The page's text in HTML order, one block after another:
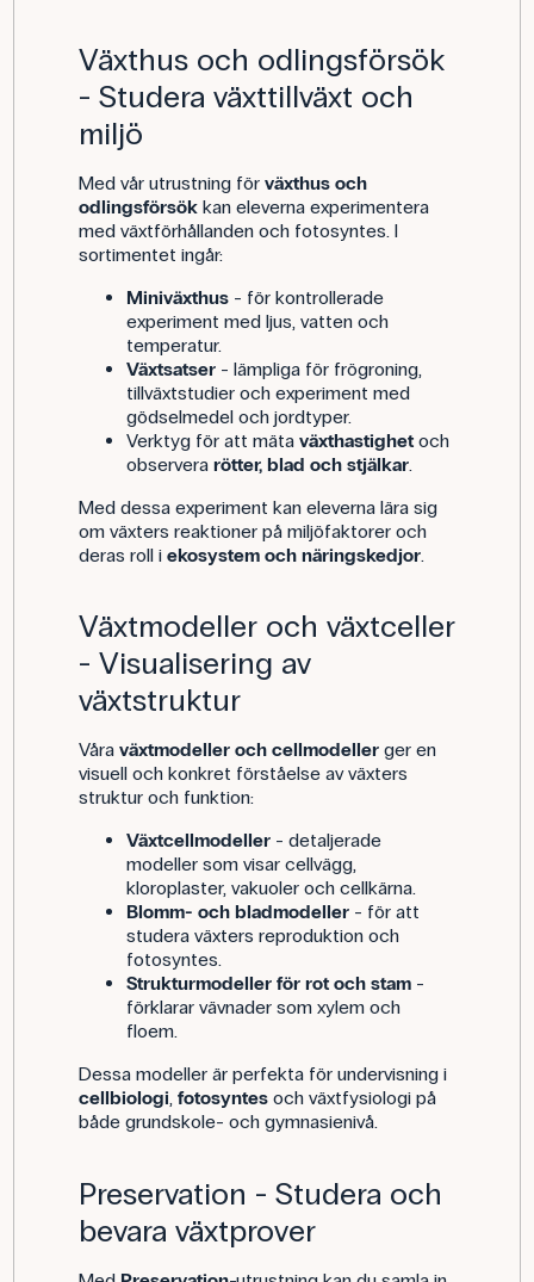
Växthus och odlingsförsök
- Studera växttillväxt och
miljö
Med vår utrustning för växthus och
odlingsförsökkan eleverna experimentera
med växtförhållanden och fotosyntes. I
sortimentet ingår:
Miniväxthus- för kontrollerade
experiment med ljus, vatten och
temperatur.
Växtsatser- lämpliga för frögroning,
tillväxtstudier och experiment med
gödselmedel och jordtyper.
Verktyg för att mäta växthastighetoch
observera rötter, blad och stjälkar.
Med dessa experiment kan eleverna lära sig
om växters reaktioner på miljöfaktorer och
deras roll i ekosystem och näringskedjor.
Växtmodeller och växtceller
- Visualisering av
växtstruktur
Våra växtmodeller och cellmodellerger en
visuell och konkret förståelse av växters
struktur och funktion:
Växtcellmodeller- detaljerade
modeller som visar cellvägg,
kloroplaster, vakuoler och cellkärna.
Blomm- och bladmodeller- för att
studera växters reproduktion och
fotosyntes.
Strukturmodeller för rot och stam-
förklarar vävnader som xylem och
floem.
Dessa modeller är perfekta för undervisning i
cellbiologi, fotosyntesoch växtfysiologi på
både grundskole- och gymnasienivå.
Preservation - Studera och
bevara växtprover